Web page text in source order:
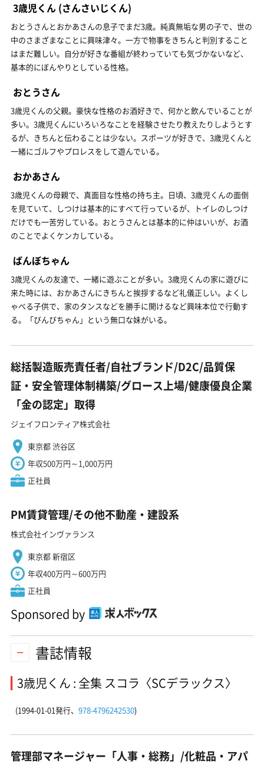
3歳児くん (さんさいじくん)
おとうさんとおかあさんの息子でまだ3歳。純真無垢な男の子で、世の
中のさまざまなことに興味津々。一方で物事をきちんと判別すること
はまだ難しい。自分が好きな番組が終わっていても気づかないなど、
基本的にぼんやりとしている性格。
おとうさん
3歳児くんの父親。豪快な性格のお酒好きで、何かと飲んでいることが
多い。3歳児くんにいろいろなことを経験させたり教えたりしようとす
るが、きちんと伝わることは少ない。スポーツが好きで、3歳児くんと
一緒にゴルフやプロレスをして遊んでいる。
おかあさん
3歳児くんの母親で、真面目な性格の持ち主。日頃、3歳児くんの面倒
を見ていて、しつけは基本的にすべて行っているが、トイレのしつけ
だけでも一苦労している。おとうさんとは基本的に仲はいいが、お酒
のことでよくケンカしている。
ばんぼちゃん
3歳児くんの友達で、一緒に遊ぶことが多い。3歳児くんの家に遊びに
来た時には、おかあさんにきちんと挨拶するなど礼儀正しい。よくし
ゃべる子供で、家のタンスなどを勝手に開けるなど興味本位で行動す
る。「びんびちゃん」という無口な妹がいる。
総括製造販売責任者/自社ブランド/D2C/品質保
証・安全管理体制構築/グロース上場/健康優良企業
「金の認定」取得
ジェイフロンティア株式会社
東京都 渋谷区
年収500万円～1,000万円
正社員
PM賃貸管理/その他不動産・建設系
株式会社インヴァランス
東京都 新宿区
年収400万円～600万円
正社員
Sponsored by
書誌情報
3歳児くん : 全集 スコラ〈SCデラックス〉
(1994-01-01発行、 978-4796242530)
管理部マネージャー「人事・総務」/化粧品・アパ